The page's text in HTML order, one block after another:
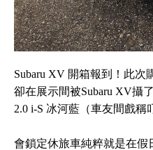
Subaru XV 開箱報到！此次
卻在展示間被Subaru XV攝
2.0 i-S 冰河藍（車友間戲稱
會鎖定休旅車純粹就是在